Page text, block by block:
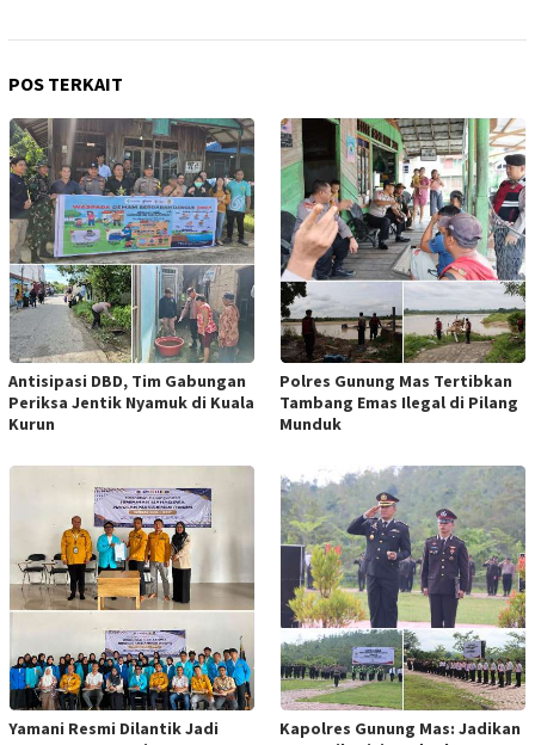
POS TERKAIT
Antisipasi DBD, Tim Gabungan
Periksa Jentik Nyamuk di Kuala
Kurun
Polres Gunung Mas Tertibkan
Tambang Emas Ilegal di Pilang
Munduk
Yamani Resmi Dilantik Jadi
Kapolres Gunung Mas: Jadikan